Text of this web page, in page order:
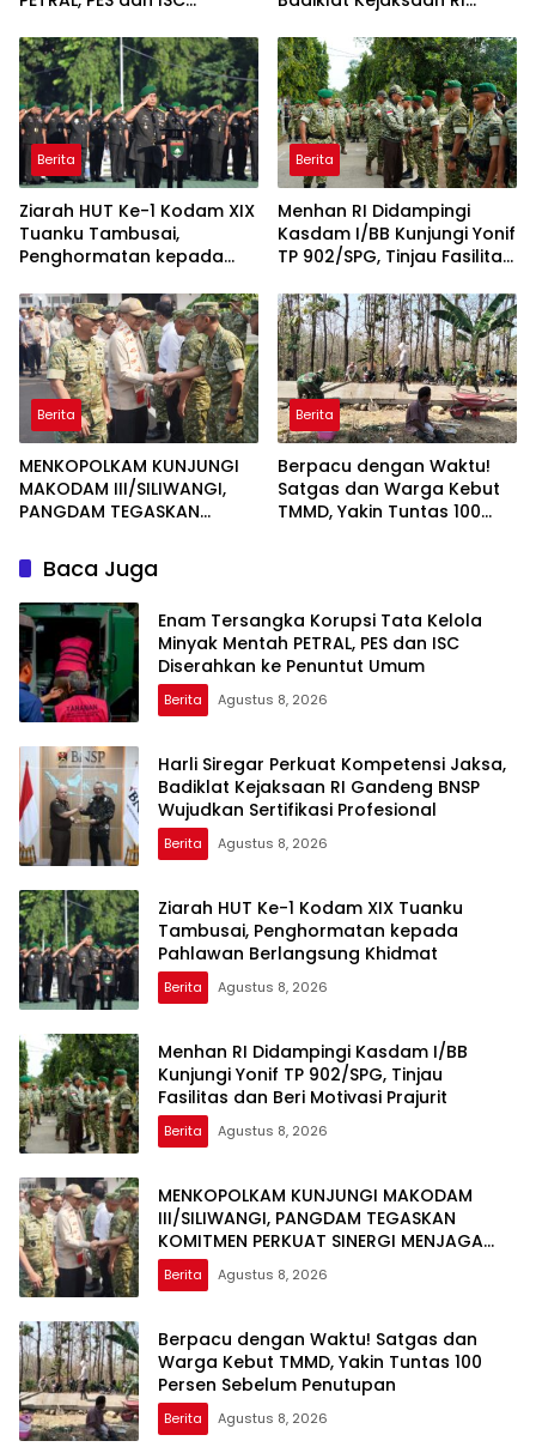
Umum
Sertifikasi Profesional
Berita
Ziarah HUT Ke-1 Kodam XIX
Tuanku Tambusai,
Penghormatan kepada
Khidmat
Berita
Menhan RI Didampingi
Kasdam I/BB Kunjungi Yonif
TP 902/SPG, Tinjau Fasilitas
Berita
MENKOPOLKAM KUNJUNGI
MAKODAM III/SILIWANGI,
PANGDAM TEGASKAN
MENJAGA STABILITAS
NASIONAL
Berita
Berpacu dengan Waktu!
Satgas dan Warga Kebut
TMMD, Yakin Tuntas 100
Baca Juga
Enam Tersangka Korupsi Tata Kelola
Minyak Mentah PETRAL, PES dan ISC
Diserahkan ke Penuntut Umum
Berita Agustus 8, 2026
Harli Siregar Perkuat Kompetensi Jaksa,
Badiklat Kejaksaan RI Gandeng BNSP
Wujudkan Sertifikasi Profesional
Berita Agustus 8, 2026
Ziarah HUT Ke-1 Kodam XIX Tuanku
Tambusai, Penghormatan kepada
Pahlawan Berlangsung Khidmat
Berita Agustus 8, 2026
Menhan RI Didampingi Kasdam I/BB
Kunjungi Yonif TP 902/SPG, Tinjau
Fasilitas dan Beri Motivasi Prajurit
Berita Agustus 8, 2026
MENKOPOLKAM KUNJUNGI MAKODAM
III/SILIWANGI, PANGDAM TEGASKAN
KOMITMEN PERKUAT SINERGI MENJAGA
STABILITAS NASIONAL
Berita Agustus 8, 2026
Berpacu dengan Waktu! Satgas dan
Warga Kebut TMMD, Yakin Tuntas 100
Persen Sebelum Penutupan
Berita Agustus 8, 2026